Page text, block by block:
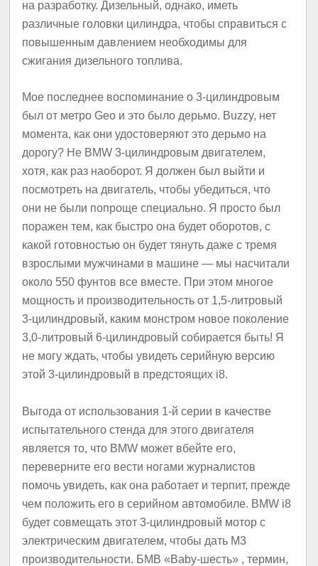
на разработку.Дизельный, однако, иметь
различные головки цилиндра, чтобы справиться с
повышенным давлением необходимы для
сжигания дизельного топлива.
Мое последнее воспоминание о 3-цилиндровым
был от метро Geo и это было дерьмо. Buzzy, нет
момента, как они удостоверяют это дерьмо на
дорогу? Не BMW 3-цилиндровым двигателем,
хотя, как раз наоборот. Я должен был выйти и
посмотреть на двигатель, чтобы убедиться, что
они не были попроще специально. Я просто был
поражен тем, как быстро она будет оборотов, с
какой готовностью он будет тянуть даже с тремя
взрослыми мужчинами в машине — мы насчитали
около 550 фунтов все вместе. При этом многое
мощность и производительность от 1,5-литровый
3-цилиндровый, каким монстром новое поколение
3,0-литровый 6-цилиндровый собирается быть! Я
не могу ждать, чтобы увидеть серийную версию
этой 3-цилиндровый в предстоящих i8.
Выгода от использования 1-й серии в качестве
испытательного стенда для этого двигателя
является то, что BMW может вбейте его,
переверните его вести ногами журналистов
помочь увидеть, как она работает и терпит, прежде
чем положить его в серийном автомобиле. BMW i8
будет совмещать этот 3-цилиндровый мотор с
электрическим двигателем, чтобы дать M3
производительности. БМВ«Baby-шесть» , термин,